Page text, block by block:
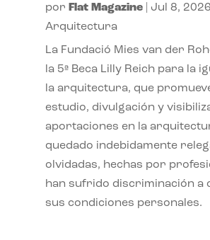
por Flat Magazine| Jul 8, 2026
Arquitectura
La Fundació Mies van der
la 5ª Beca Lilly Reich para la
la arquitectura, que
estudio, divulgación y
aportaciones en la
quedado indebidamente
olvidadas, hechas por
han sufrido discriminación a
sus condiciones personales.